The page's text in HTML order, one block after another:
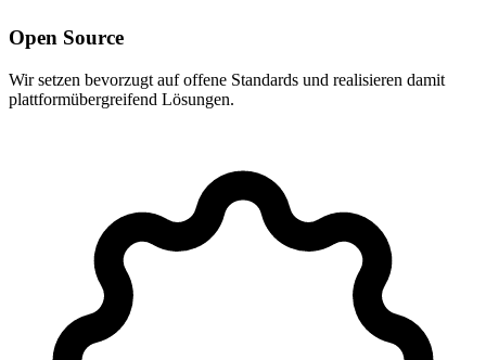
Open Source
Wir setzen bevorzugt auf offene Standards und realisieren damit
plattformübergreifend Lösungen.